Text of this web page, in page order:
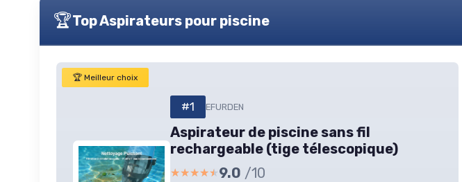
🏆Top Aspirateurs pour piscine
🏆 Meilleur choix
#1 EFURDEN
Aspirateur de piscine sans fil
rechargeable (tige télescopique)
★★★★★
★★★★★9.0 /10